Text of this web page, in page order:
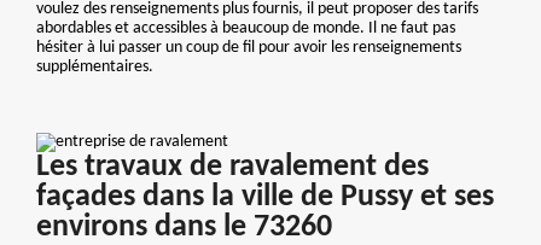
voulez des renseignements plus fournis, il peut proposer des tarifs
abordables et accessibles à beaucoup de monde. Il ne faut pas
hésiter à lui passer un coup de fil pour avoir les renseignements
supplémentaires.
Les travaux de ravalement des
façades dans la ville de Pussy et ses
environs dans le 73260